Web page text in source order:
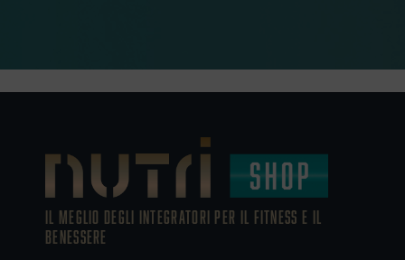
IL MEGLIO DEGLI Integratori PER IL FITNESS E IL
BENESSERE